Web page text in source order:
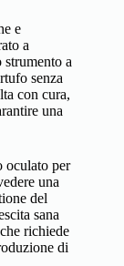
e
a
a
senza
con cura,
una
oculato per
una
del
sana
richiede
di